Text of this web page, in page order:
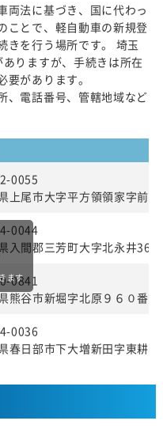
両法に基づき、国に代わっ
ことで、軽自動車の新規登
きを行う場所です。 埼玉
りますが、手続きは所在
があります。
、電話番号、管轄地域など
0055
上尾市大字平方領領家字前
0044
入間郡三芳町大字北永井360
0841
熊谷市新堀字北原９６０番２
0036
春日部市下大増新田字東耕
ます